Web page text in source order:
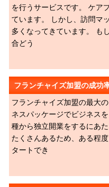
を行うサービスです。 ケア
ています。 しかし、訪問マ
多くなってきています。 も
合どう
フランチャイズ加盟の成功
フランチャイズ加盟の最大
ネスパッケージでビジネス
種から独立開業をするにあ
たくさんあるため、ある程
タートでき